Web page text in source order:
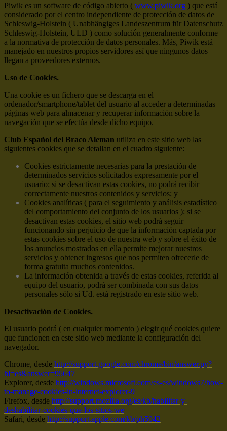
Piwik es un software de código abierto ( www.piwik.org ) que está
considerado por el centro independiente de protección de datos de
Schleswig-Holstein ( Unabhängiges Landeszentrum für Datenschutz
Schleswig-Holstein, ULD ) como solución generalmente conforme
a la normativa de protección de datos personales. Más, Piwik está
manejado en nuestros propios servidores así que ningunos datos
llegan a proveedores externos.
Uso de Cookies.
Una cookie es un fichero que se descarga en el
ordenador/smartphone/tablet del usuario al acceder a determinadas
páginas web para almacenar y recuperar información sobre la
navegación que se efectúa desde dicho equipo.
Club Español del Braco Aleman utiliza en este sitio web las
siguientes cookies que se detallan en el cuadro siguiente:
Cookies estrictamente necesarias para la prestación de
determinados servicios solicitados expresamente por el
usuario: si se desactivan estas cookies, no podrá recibir
correctamente nuestros contenidos y servicios; y
Cookies analíticas ( para el seguimiento y análisis estadístico
del comportamiento del conjunto de los usuarios ): si se
desactivan estas cookies, el sitio web podrá seguir
funcionando sin perjuicio de que la información captada por
estas cookies sobre el uso de nuestra web y sobre el éxito de
los anuncios mostrados en ella permite mejorar nuestros
servicios y obtener ingresos que nos permiten ofrecerle de
forma gratuita muchos contenidos.
La información obtenida a través de estas cookies, referida al
equipo del usuario, podrá ser combinada con sus datos
personales sólo si Ud. está registrado en este sitio web.
Desactivación de Cookies.
El usuario podrá ( en cualquier momento ) elegir qué cookies quiere
que funcionen en este sitio web mediante la configuración del
navegador.
Chrome, desde http://support.google.com/chrome/bin/answer.py?
hl=es&answer=95647
Explorer, desde http://windows.microsoft.com/es-es/windows7/how-
to-manage-cookies-in-internet-explorer-9
Firefox, desde http://support.mozilla.org/es/kb/habilitar-y-
deshabilitar-cookies-que-los-sitios-we
Safari, desde http://support.apple.com/kb/ph5042